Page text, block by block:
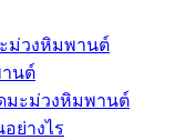
ม่วงหิมพานต์
นต์
มะม่วงหิมพานต์
ย่างไร